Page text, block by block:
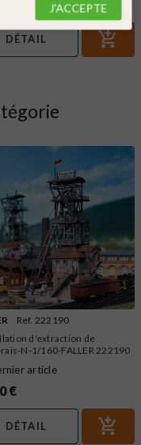
DÉTAIL
Ref. 222190
d'extraction de
N-1/160-FALLER 222190
article
€
DÉTAIL
J'ACCEPTE